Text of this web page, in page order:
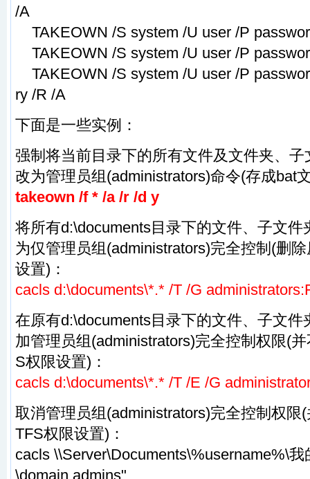
/A
TAKEOWN /S system /U user /P
TAKEOWN /S system /U user /P
TAKEOWN /S system /U user /P
ry /R /A
下面是一些实例：
强制将当前目录下的所有文件及文件夹、
改为管理员组(administrators)命令(存成bat
takeown /f * /a /r /d y
将所有d:\documents目录下的文件、子文件
为仅管理员组(administrators)完全控制(删
设置)：
cacls d:\documents\*.* /T /G
在原有d:\documents目录下的文件、子文件
加管理员组(administrators)完全控制权限(
S权限设置)：
cacls d:\documents\*.* /T /E /G
取消管理员组(administrators)完全控制权限
TFS权限设置)：
cacls \\Server\Documents\%username%\
\domain admins"